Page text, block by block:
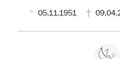
05.11.1951